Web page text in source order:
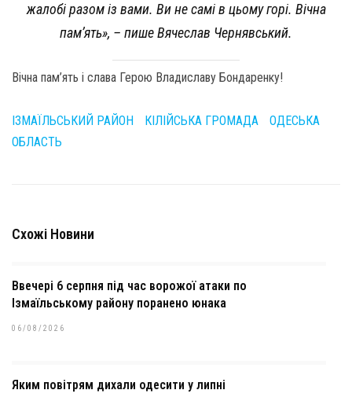
жалобі разом із вами. Ви не самі в цьому горі. Вічна
пам’ять», – пише Вячеслав Чернявський.
Вічна пам’ять і слава Герою Владиславу Бондаренку!
ІЗМАЇЛЬСЬКИЙ РАЙОН КІЛІЙСЬКА ГРОМАДА
ОДЕСЬКА
ОБЛАСТЬ
Схожі Новини
Ввечері 6 серпня під час ворожої атаки по
Ізмаїльському району поранено юнака
06/08/2026
Яким повітрям дихали одесити у липні